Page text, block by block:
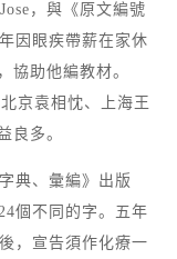
，與《原文編號
因眼疾帶薪在家休
協助他編教材。
京袁相忱、上海王
良多。
典、彙編》出版
個不同的字。五年
，宣告須作化療一